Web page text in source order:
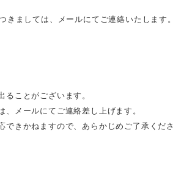
ましては、メールにてご連絡いたします。
ことがございます。
メールにてご連絡差し上げます。
きかねますので、あらかじめご了承くださ